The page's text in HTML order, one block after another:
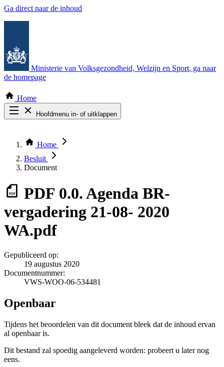
Ga direct naar de inhoud
Ministerie van Volksgezondheid, Welzijn en Sport, ga naar
de homepage
Home
Hoofdmenu in- of uitklappen
Thema COVID-19
Bekijk per bestuursorgaan
Home
Besluit
Document
PDF 0.0. Agenda BR-
vergadering 21-08- 2020
WA.pdf
Gepubliceerd op:
19 augustus 2020
Documentnummer:
VWS-WOO-06-534481
Openbaar
Tijdens het beoordelen van dit document bleek dat de inhoud ervan
al openbaar is.
Dit bestand zal spoedig aangeleverd worden: probeert u later nog
eens.